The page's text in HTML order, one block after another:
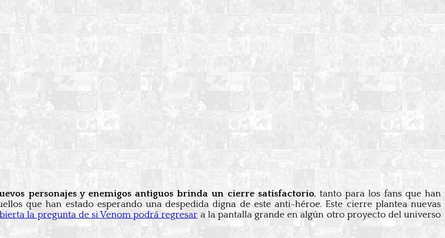
personajes y enemigos antiguos brinda un cierre satisfactorio, tanto para los fans que han
que han estado esperando una despedida digna de este anti-héroe. Este cierre plantea nuevas
la pregunta de si Venom podrá regresar a la pantalla grande en algún otro proyecto del universo